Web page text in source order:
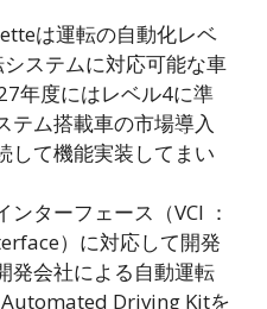
は運転の自動化レベ
ステムに対応可能な車
年度にはレベル4に準
テム搭載車の市場導入
して機能実装してまい
ンターフェース（VCI ：
）に対応して開発
発会社による自動運転
Automated Driving Kitを